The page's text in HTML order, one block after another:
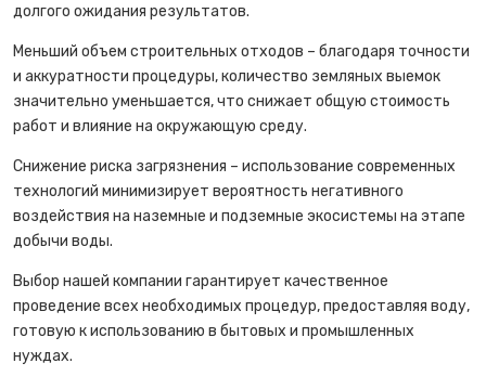
долгого ожидания результатов.
Меньший объем строительных отходов – благодаря точности
и аккуратности процедуры, количество земляных выемок
значительно уменьшается, что снижает общую стоимость
работ и влияние на окружающую среду.
Снижение риска загрязнения – использование современных
технологий минимизирует вероятность негативного
воздействия на наземные и подземные экосистемы на этапе
добычи воды.
Выбор нашей компании гарантирует качественное
проведение всех необходимых процедур, предоставляя воду,
готовую к использованию в бытовых и промышленных
нуждах.